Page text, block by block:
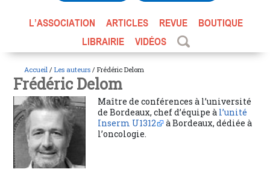
L’ASSOCIATION ARTICLES REVUE
BOUTIQUE
LIBRAIRIE
VIDÉOS
Accueil / Les auteurs / Frédéric Delom
Frédéric Delom
Maître de conférences à l’université
de Bordeaux, chef d’équipe à l’unité
Inserm U1312
à Bordeaux, dédiée à
l’oncologie.